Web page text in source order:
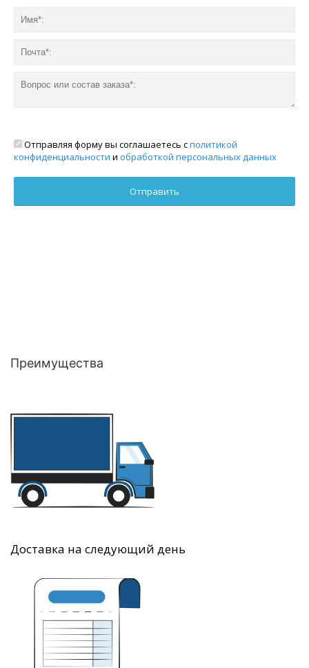
Отправляя форму вы соглашаетесь сполитикой
конфиденциальности и обработкой персональных данных
Преимущества
Доставка на следующий день